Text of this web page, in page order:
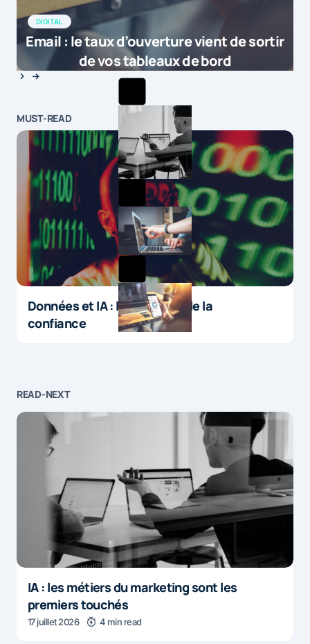
La revue de web de la semaine du 7 septembre |
20 septembre 2015 at 15h47
DIGITAL
Email : le taux d’ouverture vient de sortir
de vos tableaux de bord
MUST-READ
Données et IA : le paradoxe de la
confiance
READ-NEXT
IA : les métiers du marketing sont les
premiers touchés
17 juillet 2026 4 min read